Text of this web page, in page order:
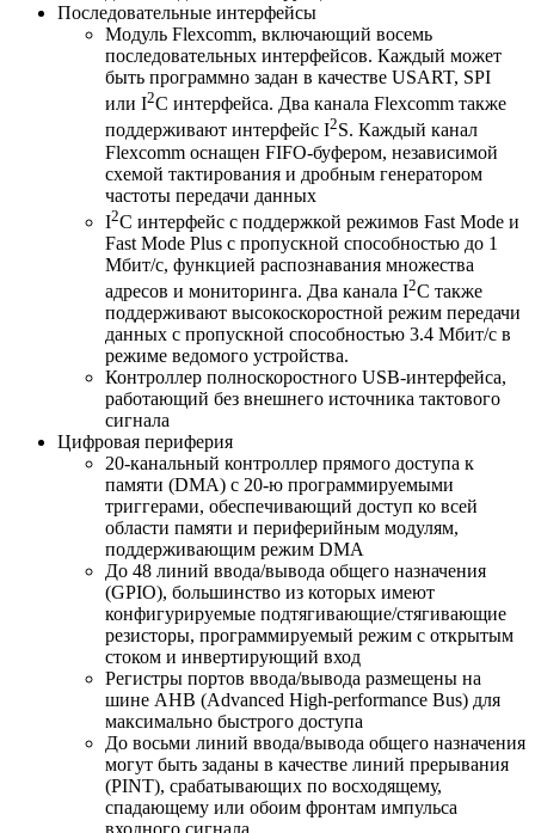
Последовательные интерфейсы
Модуль Flexcomm, включающий восемь
последовательных интерфейсов. Каждый может
быть программно задан в качестве USART, SPI
или I2C интерфейса. Два канала Flexcomm также
поддерживают интерфейс I2S. Каждый канал
Flexcomm оснащен FIFO-буфером, независимой
схемой тактирования и дробным генератором
частоты передачи данных
I2C интерфейс с поддержкой режимов Fast Mode и
Fast Mode Plus с пропускной способностью до 1
Мбит/с, функцией распознавания множества
адресов и мониторинга. Два канала I2C также
поддерживают высокоскоростной режим передачи
данных с пропускной способностью 3.4 Мбит/с в
режиме ведомого устройства.
Контроллер полноскоростного USB-интерфейса,
работающий без внешнего источника тактового
сигнала
Цифровая периферия
20-канальный контроллер прямого доступа к
памяти (DMA) с 20-ю программируемыми
триггерами, обеспечивающий доступ ко всей
области памяти и периферийным модулям,
поддерживающим режим DMA
До 48 линий ввода/вывода общего назначения
(GPIO), большинство из которых имеют
конфигурируемые подтягивающие/стягивающие
резисторы, программируемый режим с открытым
стоком и инвертирующий вход
Регистры портов ввода/вывода размещены на
шине AHB (Advanced High-performance Bus) для
максимально быстрого доступа
До восьми линий ввода/вывода общего назначения
могут быть заданы в качестве линий прерывания
(PINT), срабатывающих по восходящему,
спадающему или обоим фронтам импульса